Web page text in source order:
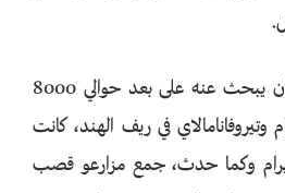
وجد الأستاذ شافير ما كان يبحث عنه على بعد حوالي 8000
وتيروفانامالاي في ريف الهند، كانت
وكما حدث، جمع مزارعو قصب